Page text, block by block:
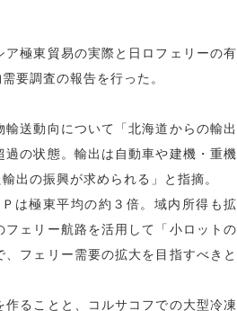
ア極東貿易の実際と日ロフェリーの有
要調査の報告を行った。
送動向について「北海道からの輸出
の状態。輸出は自動車や建機・重機
出の振興が求められる」と指摘。
は極東平均の約３倍。域内所得も拡
ェリー航路を活用して「小ロットの
フェリー需要の拡大を目指すべきと
ることと、コルサコフでの大型冷凍